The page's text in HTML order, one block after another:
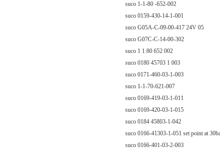
suco 1-1-80 -652-002
suco 0159-430-14-1-001
suco G05A-C-09-00-417 24V 05
suco G07C-C-14-00-302
suco 1 1 80 652 002
suco 0180 45703 1 003
suco 0171-460-03-1-003
suco 1-1-70-621-007
suco 0169-419-03-1-011
suco 0169-420-03-1-015
suco 0184 45803-1-042
suco 0166-41303-1-051 set point at
suco 0166-401-03-2-003